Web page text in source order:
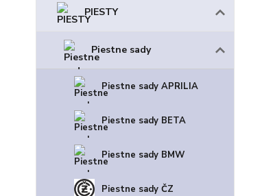
PIESTY
Piestne sady
Piestne sady APRILIA
Piestne sady BETA
Piestne sady BMW
Piestne sady ČZ